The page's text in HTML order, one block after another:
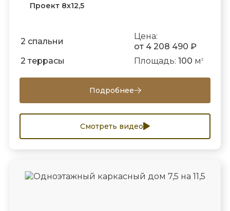
Проект 8х12,5
2 спальни
Цена:
от 4 208 490 ₽
2 террасы
Площадь: 100 м 2
Подробнее
Смотреть видео